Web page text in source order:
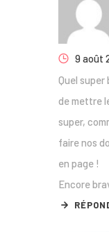
9 août
Quel
de mettre
super,
faire nos
en page !
Encore